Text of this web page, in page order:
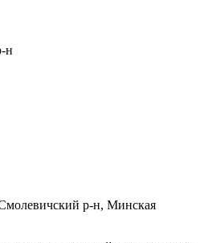
н
р-н, Минская